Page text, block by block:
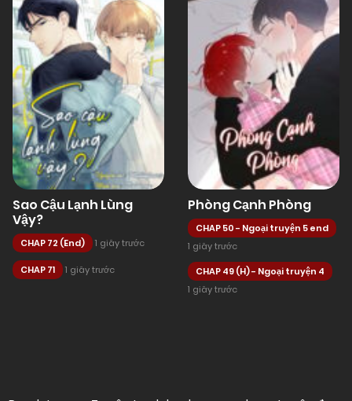
Sao Cậu Lạnh Lùng
Vậy?
CHAP 72 (End) 1 giây trước
CHAP 71 1 giây trước
Phòng Cạnh Phòng
CHAP 50 - Ngoại truyện 5 end
1 giây trước
CHAP 49 (H) - Ngoại truyện 4
1 giây trước